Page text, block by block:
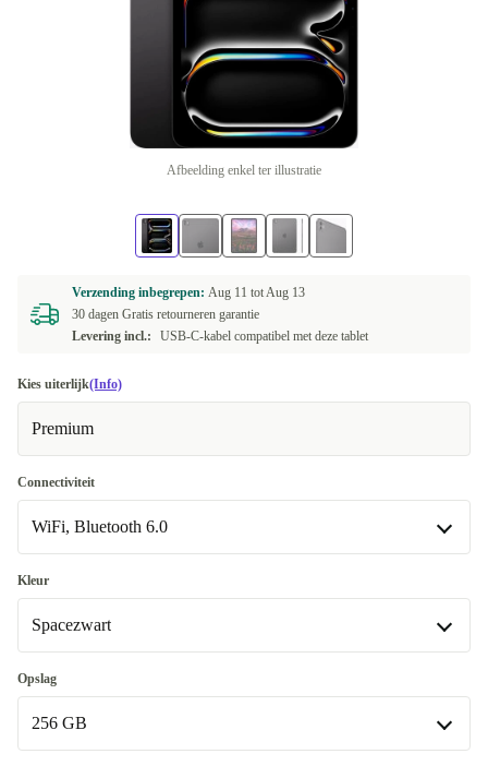
Afbeelding enkel ter illustratie
Verzending inbegrepen: Aug 11 totAug 13
30 dagen Gratis retourneren garantie
Levering incl.:
USB-C-kabel compatibel met deze tablet
Kies uiterlijk(Info)
Premium
Connectiviteit
WiFi, Bluetooth 6.0
WiFi, Bluetooth 6.0
WiFi, Bluetooth 6.0, Mobiele gegevens (5G) +€255,64
Kleur
Spacezwart
Spacezwart
zilver +€75
Opslag
256 GB